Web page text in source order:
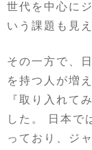
世代を中心に
いう課題も見
その一方で、
を持つ人が増
『取り入れて
した。 日本で
っており、ジ